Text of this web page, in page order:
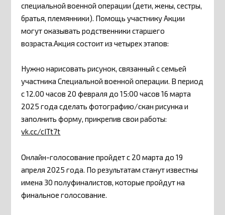
специальной военной операции (дети, жены, сестры,
братья, племянники). Помощь участнику Акции
могут оказывать родственники старшего
возраста.Акция состоит из четырех этапов:
Нужно нарисовать рисунок, связанный с семьей
участника Специальной военной операции. В период
с 12.00 часов 20 февраля до 15:00 часов 16 марта
2025 года сделать фотографию/скан рисунка и
заполнить форму, прикрепив свои работы:
vk.cc/cITt7t
Онлайн-голосование пройдет с 20 марта до 19
апреля 2025 года. По результатам станут известны
имена 30 полуфиналистов, которые пройдут на
финальное голосование.